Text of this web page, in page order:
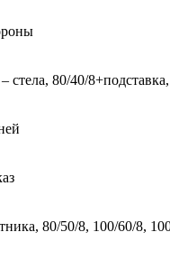
стела, 80/40/
80/50/8, 100/60/8,